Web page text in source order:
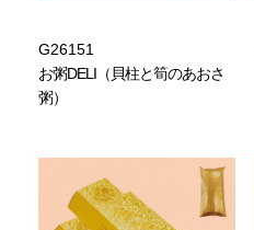
G26151
お粥DELI（貝柱と筍のあおさ
粥）